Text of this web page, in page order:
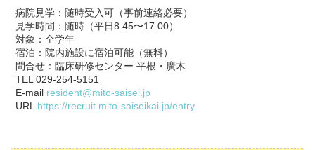
病院見学：随時受入可（事前連絡必要）
見学時間：随時（平日8:45〜17:00）
対象：全学年
宿泊：院内施設に宿泊可能（無料）
問合せ：臨床研修センター 平根・廣木
TEL 029-254-5151
E-mail resident@mito-saisei.jp
URL https://recruit.mito-saiseikai.jp/entry